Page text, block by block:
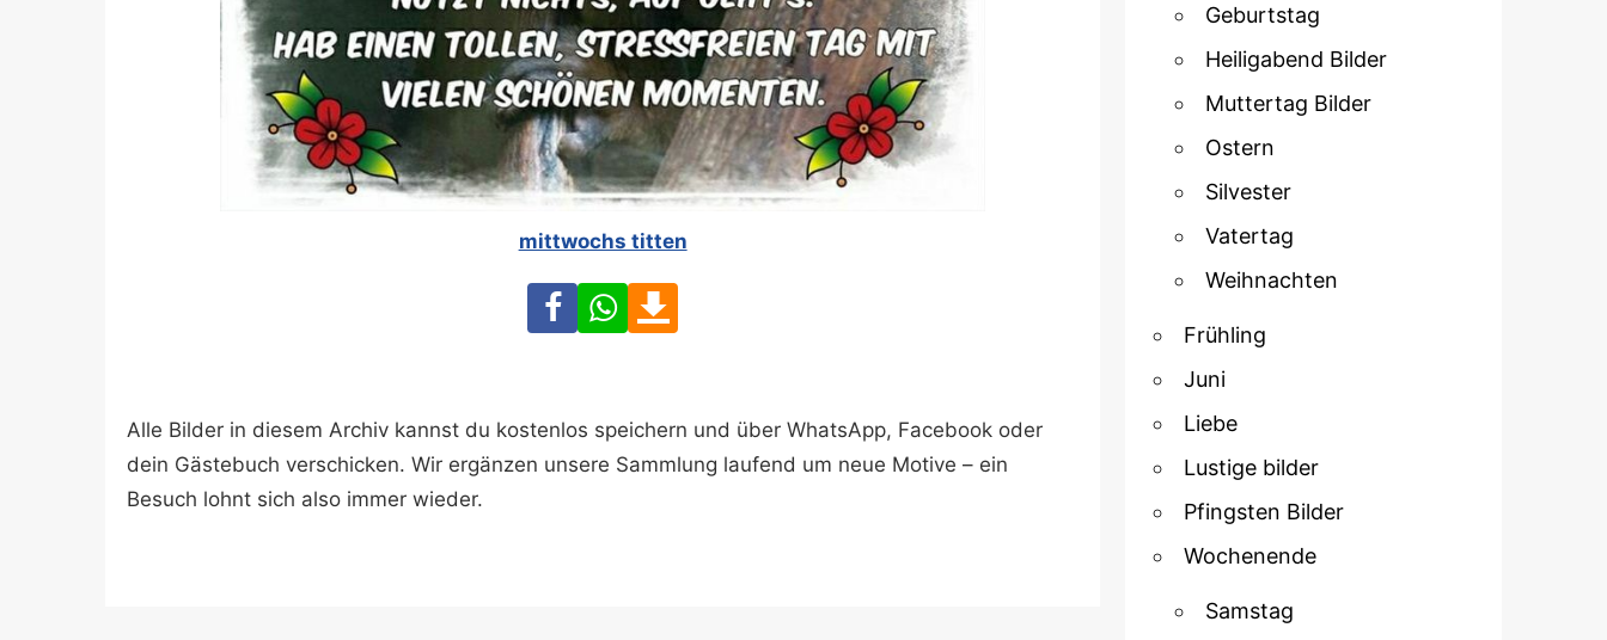
mittwochs titten
FacebookWhatsApp
Alle Bilder in diesem Archiv kannst du kostenlos speichern und über WhatsApp, Facebook oder
dein Gästebuch verschicken. Wir ergänzen unsere Sammlung laufend um neue Motive – ein
Besuch lohnt sich also immer wieder.
Geburtstag
Heiligabend Bilder
Muttertag Bilder
Ostern
Silvester
Vatertag
Weihnachten
Frühling
Juni
Liebe
Lustige bilder
Pfingsten Bilder
Wochenende
Samstag